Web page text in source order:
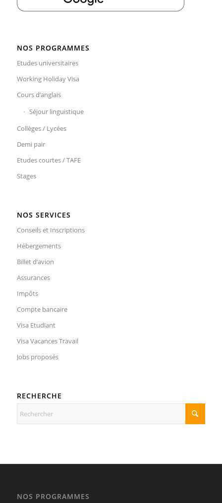
NOS PROGRAMMES
Etudes universitaires
Working Holiday Visa
Cours d’anglais
Séjour linguistique
Collèges / Lycées
Demi pair
Etudes courtes / TAFE
Stages
NOS SERVICES
Conseils et Inscriptions
Hébergements
Billet d’avion
Assurances
Impôts
Compte bancaire
Visa Etudiant
Visa Vacances Travail
Jobs proposés
RECHERCHE
NOS PROGRAMMES